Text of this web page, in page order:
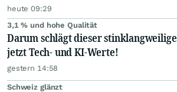
heute 09:29
3,1 % und hohe Qualität
Darum schlägt dieser
jetzt Tech- und KI-Werte!
gestern 14:58
Schweiz glänzt